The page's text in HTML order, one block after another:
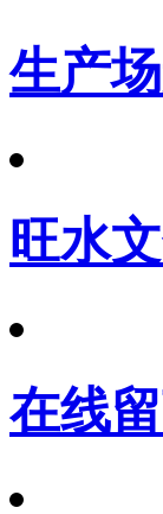
生产
旺水
在线